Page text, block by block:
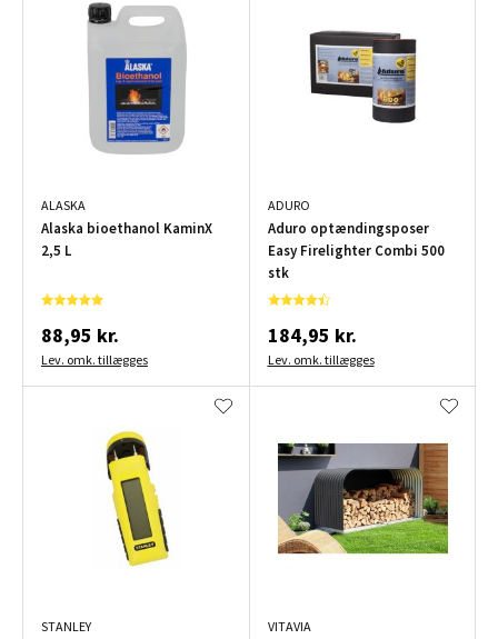
ALASKA
Alaska bioethanol KaminX
2,5 L
88,95 kr.
Lev. omk. tillægges
ADURO
Aduro optændingsposer
Easy Firelighter Combi 500
stk
184,95 kr.
Lev. omk. tillægges
STANLEY VITAVIA